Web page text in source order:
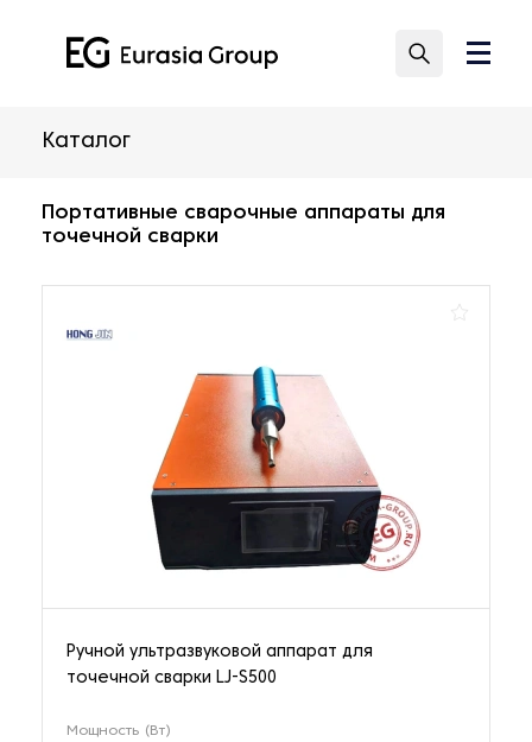
Каталог
Портативные сварочные аппараты для
точечной сварки
Ручной ультразвуковой аппарат для
точечной сварки LJ-S500
Мощность (Вт)